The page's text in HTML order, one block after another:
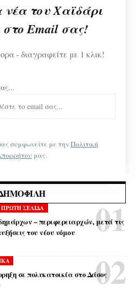
του Χαϊδάρι
Email σας!
- διαγραφείτε με 1 κλικ!
συμφωνείτε με τηνΠολιτική
μας.
ΠΡΩΤΗ ΣΕΛΙΔΑ
– περιφερειαρχών, μετά τις
του νέου νόμου
σε πολυκατοικία στο Δάσος